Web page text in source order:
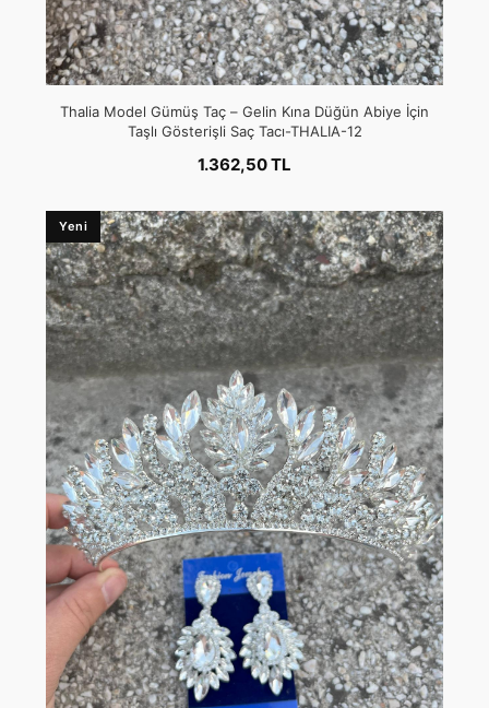
Thalia Model Gümüş Taç – Gelin Kına Düğün Abiye İçin
Taşlı Gösterişli Saç Tacı-THALIA-12
1.362,50 TL
Yeni